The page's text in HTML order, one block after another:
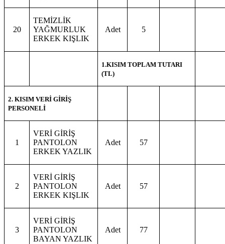
20
TEMİZLİK
YAĞMURLUK
ERKEK KIŞLIK
Adet 5
1.KISIM TOPLAM TUTARI
(TL)
2. KISIM VERİ GİRİŞ
PERSONELİ
1
VERİ GİRİŞ
PANTOLON
ERKEK YAZLIK
Adet 57
2
VERİ GİRİŞ
PANTOLON
ERKEK KIŞLIK
Adet 57
3
VERİ GİRİŞ
PANTOLON
BAYAN YAZLIK
Adet 77